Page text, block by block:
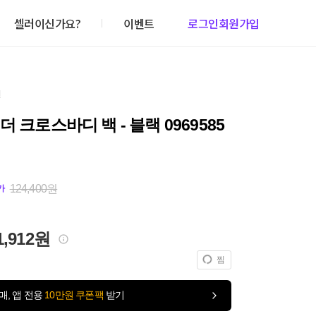
셀러이신가요? 이벤트 로그인회원가입
크로스바디 백 - 블랙 0969585
124,400원
원
찜
, 앱 전용 10만원 쿠폰팩 받기